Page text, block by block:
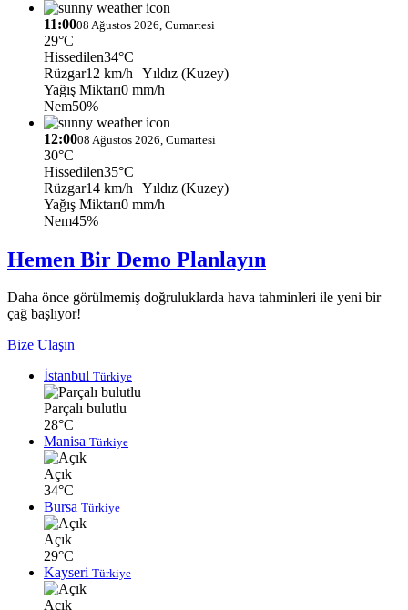
11:0008 Ağustos 2026, Cumartesi
29°C
Hissedilen34°C
Rüzgar12 km/h | Yıldız (Kuzey)
Yağış Miktarı0 mm/h
Nem50%
12:0008 Ağustos 2026, Cumartesi
30°C
Hissedilen35°C
Rüzgar14 km/h | Yıldız (Kuzey)
Yağış Miktarı0 mm/h
Nem45%
Hemen Bir Demo Planlayın
Daha önce görülmemiş doğruluklarda hava tahminleri ile yeni bir
çağ başlıyor!
Bize Ulaşın
İstanbul Türkiye
Parçalı bulutlu
28°C
Manisa Türkiye
Açık
34°C
Bursa Türkiye
Açık
29°C
Kayseri Türkiye
Açık